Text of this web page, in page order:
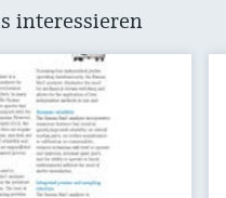
interessieren